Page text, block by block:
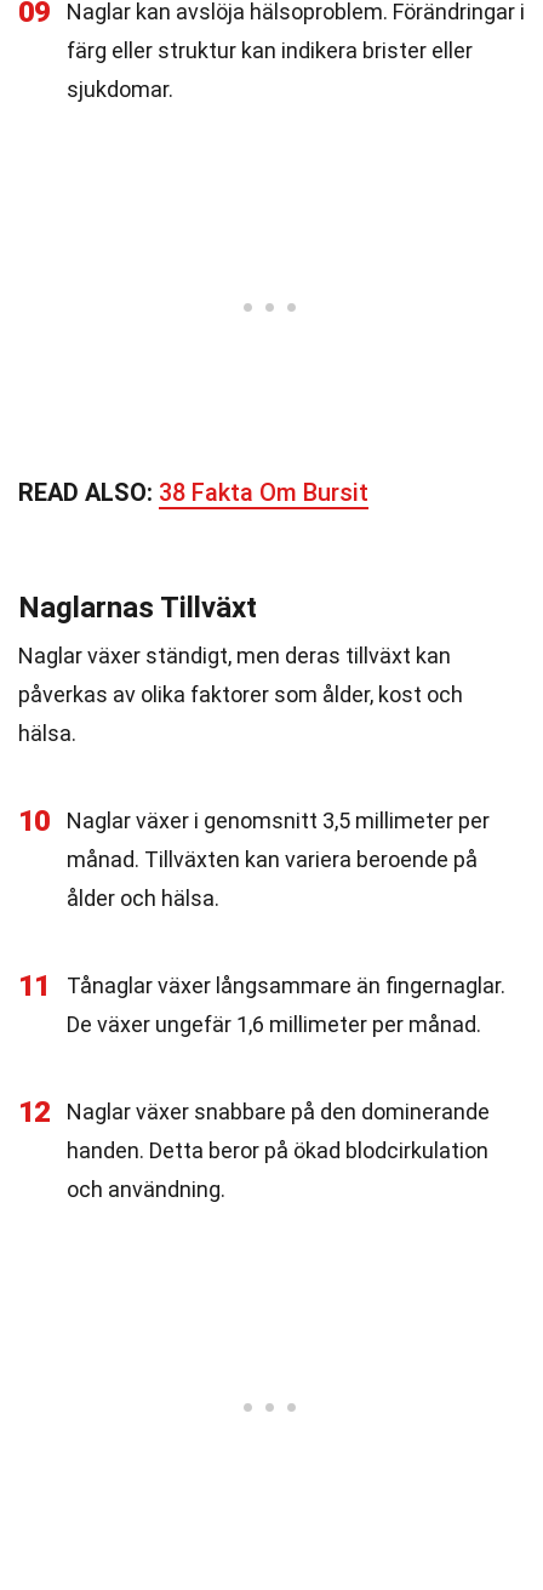
09
Naglar kan avslöja hälsoproblem. Förändringar i
färg eller struktur kan indikera brister eller
sjukdomar.
READ ALSO: 38 Fakta Om Bursit
Naglarnas Tillväxt
Naglar växer ständigt, men deras tillväxt kan
påverkas av olika faktorer som ålder, kost och
hälsa.
10
Naglar växer i genomsnitt 3,5 millimeter per
månad. Tillväxten kan variera beroende på
ålder och hälsa.
11
Tånaglar växer långsammare än fingernaglar.
De växer ungefär 1,6 millimeter per månad.
12
Naglar växer snabbare på den dominerande
handen. Detta beror på ökad blodcirkulation
och användning.